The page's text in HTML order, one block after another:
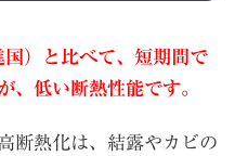
）と比べて、短期間で
、低い断熱性能です。
断熱化は、結露やカビの